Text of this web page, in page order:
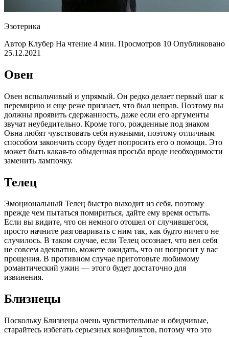
Эзотерика
Автор Клубер На чтение 4 мин. Просмотров 10 Опубликовано
25.12.2021
Овен
Овен вспыльчивый и упрямый. Он редко делает первый шаг к
перемирию и еще реже признает, что был неправ. Поэтому вы
должны проявить сдержанность, даже если его аргументы
звучат неубедительно. Кроме того, рожденные под знаком
Овна любят чувствовать себя нужными, поэтому отличным
способом закончить ссору будет попросить его о помощи. Это
может быть какая-то обыденная просьба вроде необходимости
заменить лампочку.
Телец
Эмоциональный Телец быстро выходит из себя, поэтому
прежде чем пытаться помириться, дайте ему время остыть.
Если вы видите, что он немного отошел от случившегося,
просто начните разговаривать с ним так, как будто ничего не
случилось. В таком случае, если Телец осознает, что вел себя
не совсем адекватно, можете ожидать, что он попросит у вас
прощения. В противном случае приготовьте любимому
романтический ужин — этого будет достаточно для
извинения.
Близнецы
Поскольку Близнецы очень чувствительные и обидчивые,
старайтесь избегать серьезных конфликтов, потому что это